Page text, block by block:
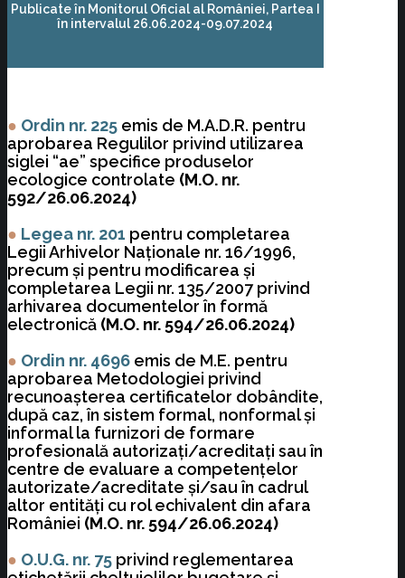
Publicate în Monitorul Oficial al României, Partea I
în intervalul 26.06.2024-09.07.2024
● Ordin nr. 225 emis de M.A.D.R. pentru
aprobarea Regulilor privind utilizarea
siglei “ae” specifice produselor
ecologice controlate (M.O. nr.
592/26.06.2024)
● Legea nr. 201 pentru completarea
Legii Arhivelor Naţionale nr. 16/1996,
precum şi pentru modificarea şi
completarea Legii nr. 135/2007 privind
arhivarea documentelor în formă
electronică (M.O. nr. 594/26.06.2024)
● Ordin nr. 4696 emis de M.E. pentru
aprobarea Metodologiei privind
recunoaşterea certificatelor dobândite,
după caz, în sistem formal, nonformal şi
informal la furnizori de formare
profesională autorizaţi/acreditaţi sau în
centre de evaluare a competenţelor
autorizate/acreditate şi/sau în cadrul
altor entităţi cu rol echivalent din afara
României (M.O. nr. 594/26.06.2024)
● O.U.G. nr. 75 privind reglementarea